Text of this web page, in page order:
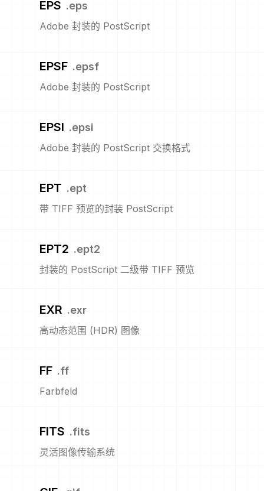
EPS .eps
Adobe 封装的 PostScript
EPSF .epsf
Adobe 封装的 PostScript
EPSI .epsi
Adobe 封装的 PostScript 交换格式
EPT .ept
带 TIFF 预览的封装 PostScript
EPT2 .ept2
封装的 PostScript 二级带 TIFF 预览
EXR .exr
高动态范围 (HDR) 图像
FF .ff
Farbfeld
FITS .fits
灵活图像传输系统